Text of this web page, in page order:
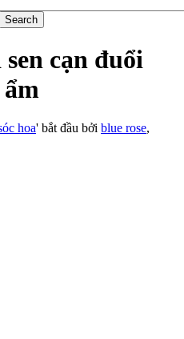
cạn đuổi
hoa' bắt đầu bởi blue rose,